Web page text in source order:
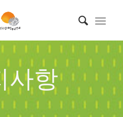
사항